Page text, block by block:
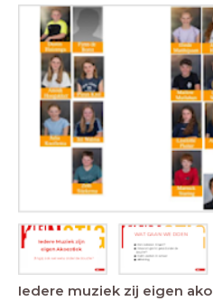
Iedere muziek zij eigen